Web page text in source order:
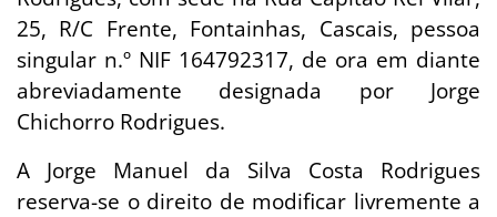
25, R/C Frente, Fontainhas, Cascais, pessoa
singular n.º NIF 164792317, de ora em diante
abreviadamente designada por Jorge
Chichorro Rodrigues.
A Jorge Manuel da Silva Costa Rodrigues
reserva-se o direito de modificar livremente a